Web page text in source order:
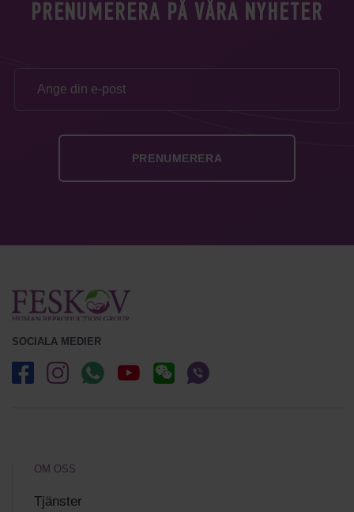
PRENUMERERA PÅ VÅRA NYHETER
SOCIALA MEDIER
OM OSS
Tjänster